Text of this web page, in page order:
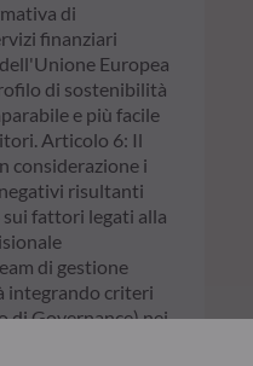
di
finanziari
Europea
di sostenibilità
e più facile
Articolo 6: Il
considerazione i
risultanti
fattori legati alla
di gestione
integrando criteri
di Governance) nei